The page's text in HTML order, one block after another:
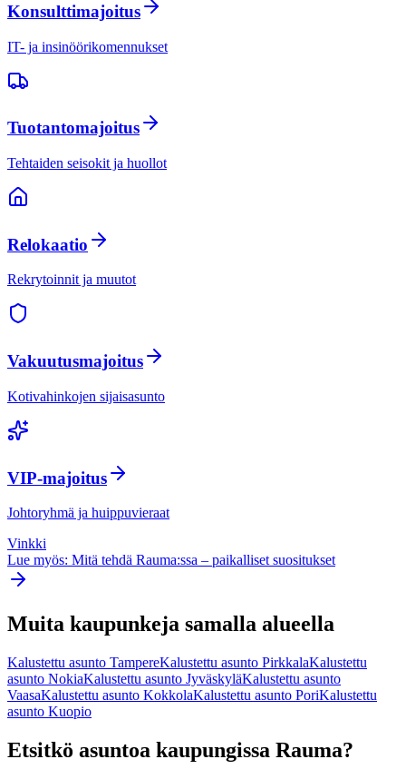
Konsulttimajoitus
IT- ja insinöörikomennukset
Tuotantomajoitus
Tehtaiden seisokit ja huollot
Relokaatio
Rekrytoinnit ja muutot
Vakuutusmajoitus
Kotivahinkojen sijaisasunto
VIP-majoitus
Johtoryhmä ja huippuvieraat
Vinkki
Lue myös: Mitä tehdä Rauma:ssa – paikalliset suositukset
Muita kaupunkeja samalla alueella
Kalustettu asunto TampereKalustettu asunto PirkkalaKalustettu
asunto NokiaKalustettu asunto JyväskyläKalustettu asunto
VaasaKalustettu asunto KokkolaKalustettu asunto PoriKalustettu
asunto Kuopio
Etsitkö asuntoa kaupungissa Rauma?